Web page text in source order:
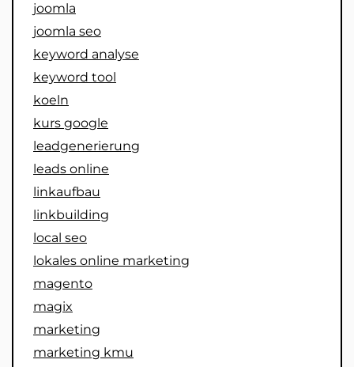
joomla
joomla seo
keyword analyse
keyword tool
koeln
kurs google
leadgenerierung
leads online
linkaufbau
linkbuilding
local seo
lokales online marketing
magento
magix
marketing
marketing kmu